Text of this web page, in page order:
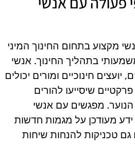
מקצוע בתחום החינוך המיני
בתהליך החינוך. אנשי
יועצים חינוכיים ומורים יכולים
שיסייעו להורים
מפגשים עם אנשי
מעודכן על מגמות חדשות
גם טכניקות להנחות שיחות